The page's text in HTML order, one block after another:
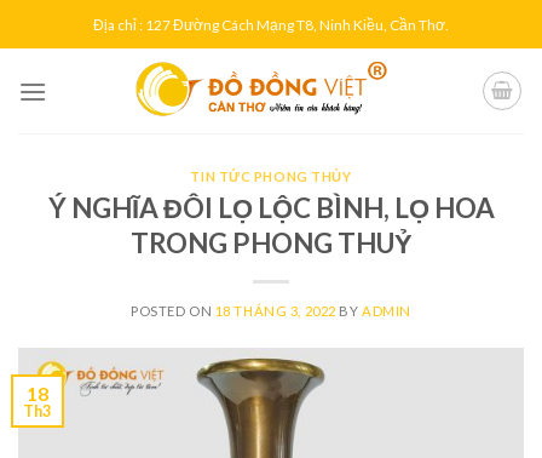
to
Địa chỉ : 127 Đường Cách Mạng T8, Ninh Kiều, Cần Thơ.
TIN TỨC PHONG THỦY
Ý NGHĨA ĐÔI LỌ LỘC BÌNH, LỌ HOA
TRONG PHONG THUỶ
POSTED ON 18 THÁNG 3, 2022 BY ADMIN
18
Th3